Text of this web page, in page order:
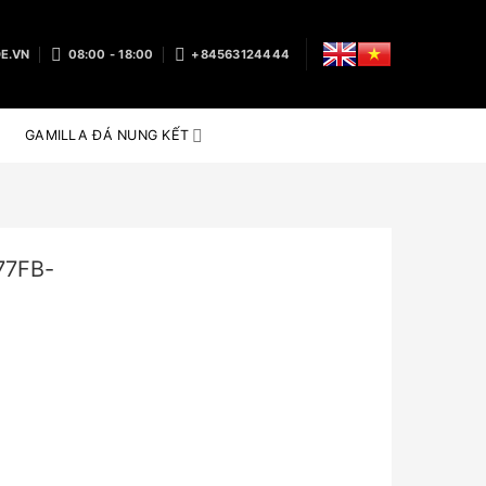
08:00 - 18:00 +84563124444
GAMILLA ĐÁ NUNG KẾT